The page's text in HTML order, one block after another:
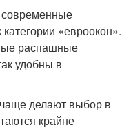
категории «евроокон».
распашные
удобны в
делают выбор в
крайне